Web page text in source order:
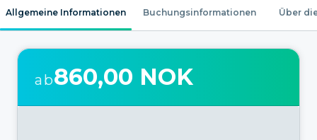
Allgemeine Informationen Buchungsinformationen Über
ab860,00 NOK